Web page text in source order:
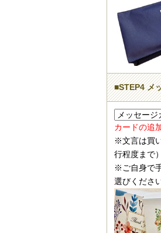
■STEP4 メ
カードの追
※文言は買
行程度まで）
※ご自身で
選びください